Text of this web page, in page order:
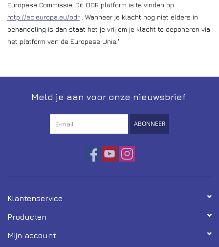
Europese Commissie. Dit ODR platform is te vinden op
http://ec.europa.eu/odr . Wanneer je klacht nog niet elders in
behandeling is dan staat het je vrij om je klacht te deponeren via
het platform van de Europese Unie."
Meld je aan voor onze nieuwsbrief:
ABONNEER
Klantenservice
Producten
Mijn account